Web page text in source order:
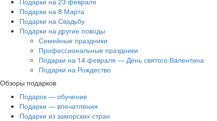
Подарки на 8 Марта
Подарки на Свадьбу
Подарки на другие поводы
Семейные праздники
Профессиональные праздники
Подарки на 14 февраля — День святого Валентина
Подарки на Рождество
Обзоры подарков
Подарок — обучение
Подарки — впечатления
Подарки из заморских стран